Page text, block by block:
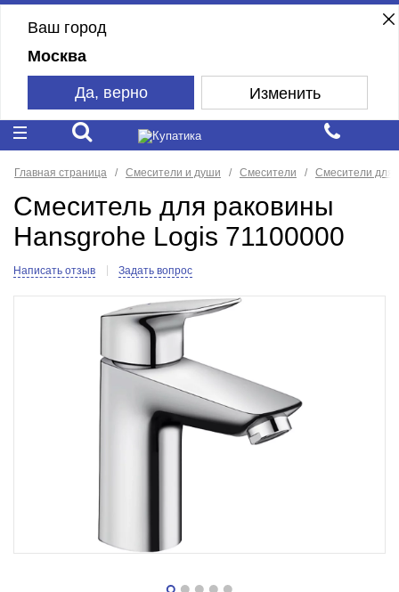
Ваш город
Москва
Да, верно Изменить
Главная страница Смесители и души Смесители Смесители для
Смеситель для раковины
Hansgrohe Logis 71100000
Написать отзыв Задать вопрос